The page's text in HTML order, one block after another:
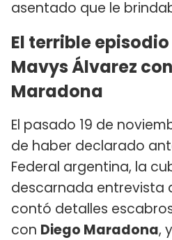
asentado que le
El terrible
Mavys Álvarez
Maradona
El pasado 19 de
de haber declarado
Federal argentina, la
descarnada entrevista
contó detalles
con Diego Maradona, y